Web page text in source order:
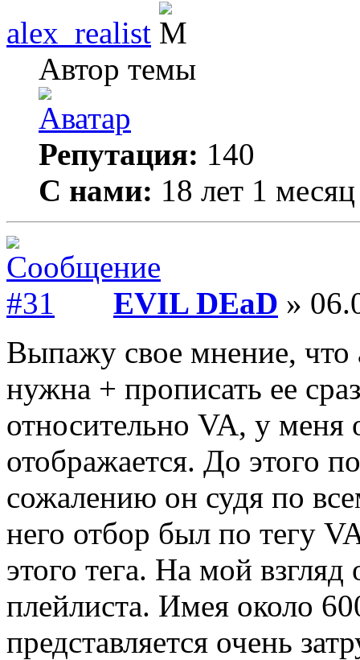
alex_realist
Автор темы
Репутация: 140
С нами: 18 лет 1 месяц
EVIL DEaD »
Выпажу свое мнение, что
нужна + прописать ее
относительно VA, у меня
отображается. До этого
сожалению он судя по
него отбор был по тегу
этого тега. На мой
плейлиста. Имея около
представляется очень